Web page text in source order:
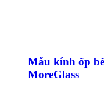
Mẫu kính ốp
MoreGlass